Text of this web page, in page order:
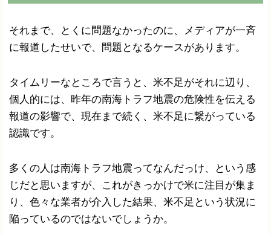
それまで、とくに問題なかったのに、メディアが一斉
に報道したせいで、問題となるケースがあります。
タイムリーなところで言うと、米不足がそれに辺り、
個人的には、昨年の南海トラフ地震の危険性を伝える
報道の影響で、現在まで続く、米不足に繋がっている
認識です。
多くの人は南海トラフ地震ってなんだっけ、という感
じだと思いますが、これがきっかけで米に注目が集ま
り、色々な業者が介入した結果、米不足という状況に
陥っているのではないでしょうか。